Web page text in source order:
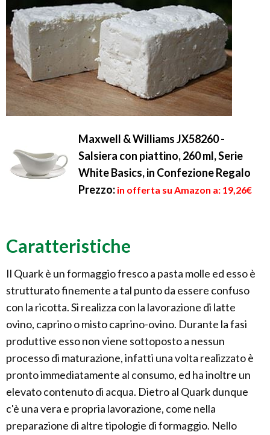
Maxwell & Williams JX58260 -
Salsiera con piattino, 260 ml, Serie
White Basics, in Confezione Regalo
Prezzo: in offerta su Amazon a: 19,26€
Caratteristiche
Il Quark è un formaggio fresco a pasta molle ed esso è
strutturato finemente a tal punto da essere confuso
con la ricotta. Si realizza con la lavorazione di latte
ovino, caprino o misto caprino-ovino. Durante la fasi
produttive esso non viene sottoposto a nessun
processo di maturazione, infatti una volta realizzato è
pronto immediatamente al consumo, ed ha inoltre un
elevato contenuto di acqua. Dietro al Quark dunque
c'è una vera e propria lavorazione, come nella
preparazione di altre tipologie di formaggio. Nello